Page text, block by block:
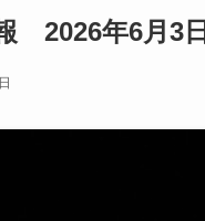
2026年6月3日